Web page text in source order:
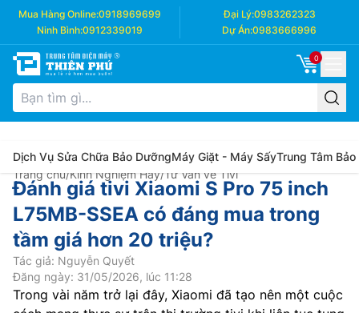
Mua Hàng Online:0918969699 Đại Lý:0983262323
Ninh Bình:0912339019 Dự Án:0983666996
0
Dịch Vụ Sửa Chữa Bảo DưỡngMáy Giặt - Máy SấyTrung Tâm Bảo
Trang chủ/Kinh Nghiệm Hay/Tư Vấn về Tivi
Đánh giá tivi Xiaomi S Pro 75 inch
L75MB-SSEA có đáng mua trong
tầm giá hơn 20 triệu?
Tác giả: Nguyễn Quyết
Đăng ngày: 31/05/2026, lúc 11:28
Trong vài năm trở lại đây, Xiaomi đã tạo nên một cuộc